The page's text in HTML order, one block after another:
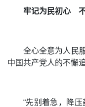
牢记为民初心 不
全心全意为人民
中国共产党人的不懈追
“先别着急，降